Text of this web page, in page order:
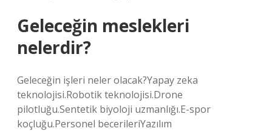
Geleceğin meslekleri
nelerdir?
Geleceğin işleri neler olacak?Yapay zeka
teknolojisi.Robotik teknolojisi.Drone
pilotluğu.Sentetik biyoloji uzmanlığı.E-spor
koçluğu.Personel becerileriYazılım